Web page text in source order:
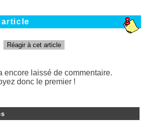
article
Réagir à cet article
encore laissé de commentaire.
donc le premier !